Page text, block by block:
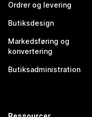
Ordrer og levering
Butiksdesign
Markedsføring og
konvertering
Butiksadministration